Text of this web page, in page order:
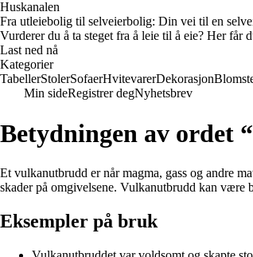
Huskanalen
Fra utleiebolig til selveierbolig: Din vei til en
Vurderer du å ta steget fra å leie til å eie? Her
Last ned nå
Kategorier
TabellerStolerSofaerHvitevarerDekorasjon
Min sideRegistrer degNyhetsbrev
Betydningen av ordet
Et vulkanutbrudd er når magma, gass og andre
skader på omgivelsene. Vulkanutbrudd kan være
Eksempler på bruk